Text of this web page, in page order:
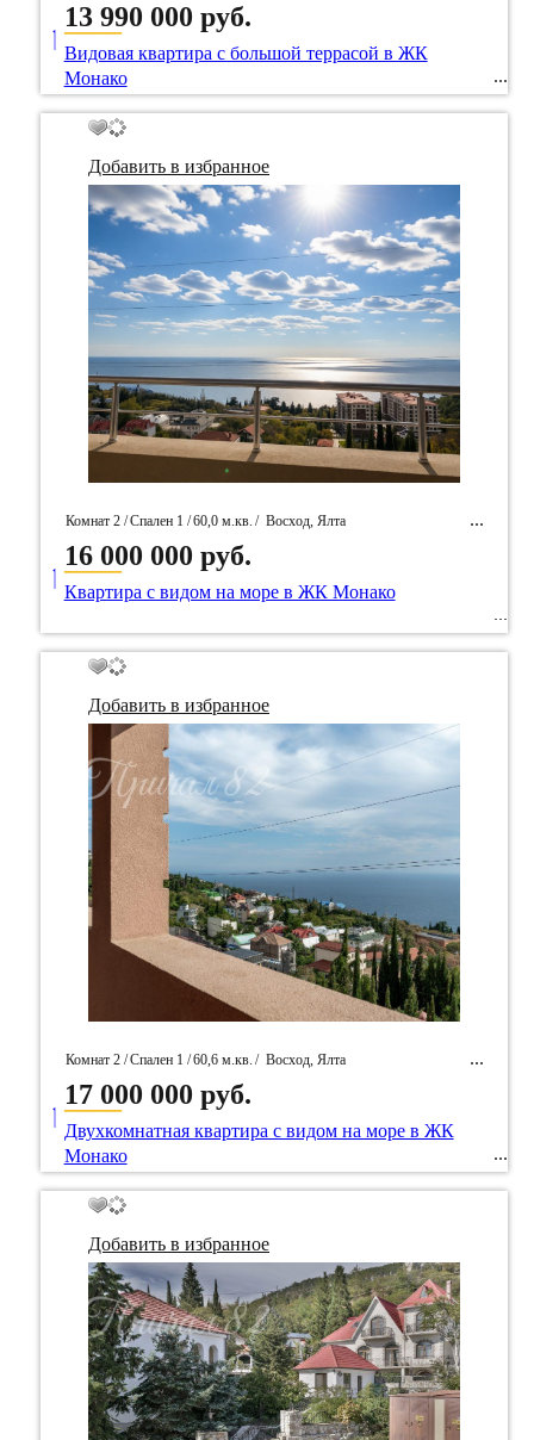
/ Идентификатор собственность 92840
13 990 000 руб.
____
Видовая квартира с большой террасой в ЖК
Монако
Добавить в избранное
Комнат 2 /Спален 1 /60,0 м.кв. / Восход, Ялта
/ Идентификатор собственность 92762
16 000 000 руб.
____
Квартира с видом на море в ЖК Монако
Добавить в избранное
Комнат 2 /Спален 1 /60,6 м.кв. / Восход, Ялта
/ Идентификатор собственность 92711
17 000 000 руб.
____
Двухкомнатная квартира с видом на море в ЖК
Монако
Добавить в избранное